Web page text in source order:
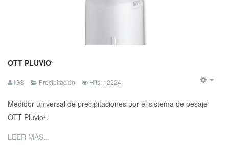
OTT PLUVIO²
IGS Precipitación Hits: 12224
Medidor universal de precipitaciones por el sistema de pesaje
OTT Pluvio².
LEER MÁS...